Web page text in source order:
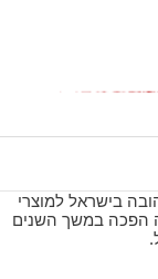
בישראל למוצרי
הפכה במשך השנים